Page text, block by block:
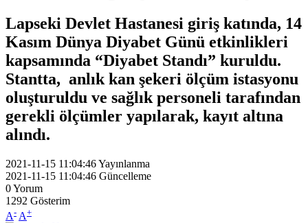
Lapseki Devlet Hastanesi giriş katında, 14
Kasım Dünya Diyabet Günü etkinlikleri
kapsamında “Diyabet Standı” kuruldu.
Stantta, anlık kan şekeri ölçüm istasyonu
oluşturuldu ve sağlık personeli tarafından
gerekli ölçümler yapılarak, kayıt altına
alındı.
2021-11-15 11:04:46Yayınlanma
2021-11-15 11:04:46 Güncelleme
0Yorum
1292 Gösterim
A- A+